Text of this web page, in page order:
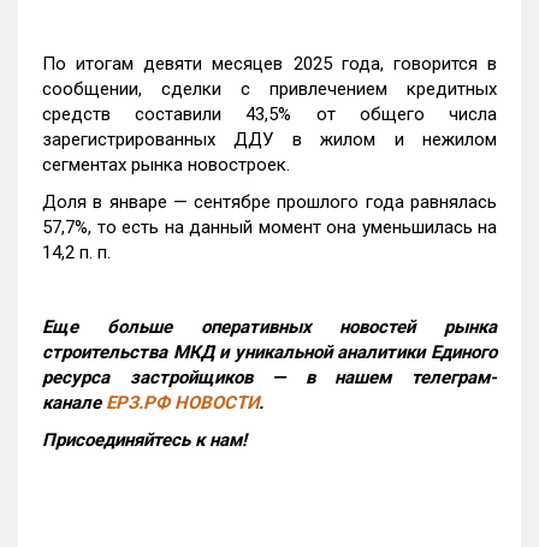
По итогам девяти месяцев 2025 года, говорится в
сообщении, сделки с привлечением кредитных
средств составили 43,5% от общего числа
зарегистрированных ДДУ в жилом и нежилом
сегментах рынка новостроек.
Доля в январе — сентябре прошлого года равнялась
57,7%, то есть на данный момент она уменьшилась на
14,2 п. п.
Еще больше оперативных новостей рынка
строительства МКД и уникальной аналитики Единого
ресурса застройщиков — в нашем телеграм-
канале ЕРЗ.РФ НОВОСТИ.
Присоединяйтесь к нам!